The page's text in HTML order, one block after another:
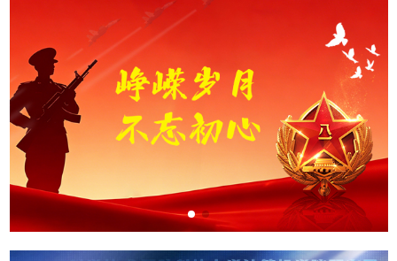
的专家。 八一精神研究会首任会长为江西省委原常委，省军区原
司令员冯金茂，第二任会长为南昌市委原常委，南昌军分区原司
令员周根保。